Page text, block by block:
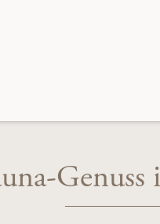
Genuss